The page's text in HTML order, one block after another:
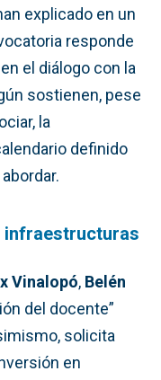
explicado en un
responde
el diálogo con la
sostienen, pese
la
definido
infraestructuras
Vinalopó, Belén
del docente”
solicita
en